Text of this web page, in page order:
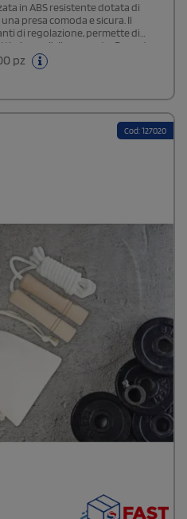
in ABS resistente dotata di
presa comoda e sicura. Il
di regolazione, permette di
l’allenamento. Pensata
è fornita in una custodia
coulisse, realizzata con plastica
e ridurre l’impatto
distintiva RPET. La
a bottone incluse), per un
pz
Cod: 127020